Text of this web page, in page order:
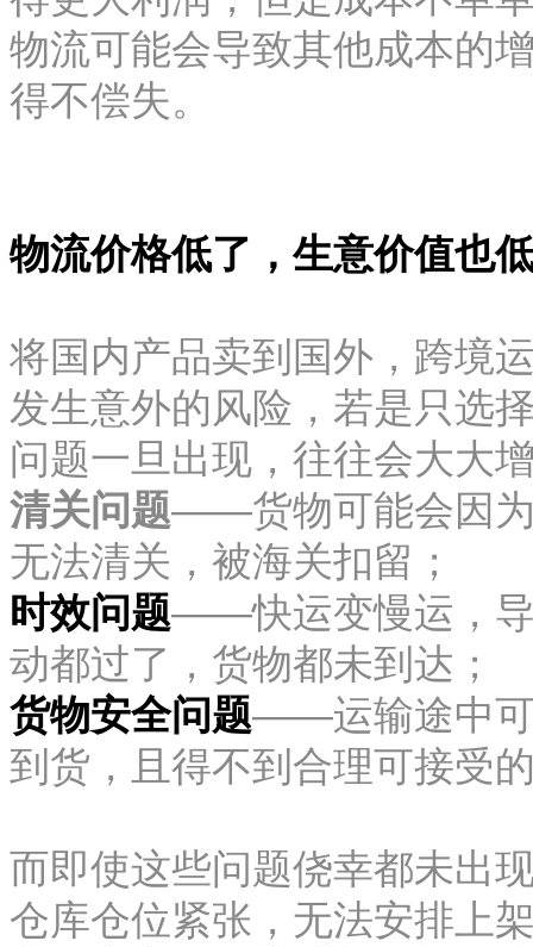
物流可能会导致其他成本的
得不偿失。
物流价格低了，生意价值也
将国内产品卖到国外，跨境
发生意外的风险，若是只选
问题一旦出现，往往会大大
清关问题——货物可能会因为
无法清关，被海关扣留；
时效问题——快运变慢运，导
动都过了，货物都未到达；
货物安全问题——运输途中可
到货，且得不到合理可接受
而即使这些问题侥幸都未出
仓库仓位紧张，无法安排上